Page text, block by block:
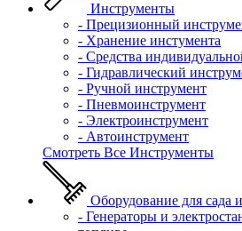
Инструменты
- Прецизионный
- Хранение инстумента
- Средства
- Гидравлический
- Ручной инструмент
- Пневмоинструмент
- Электроинструмент
- Автоинструмент
Смотреть Все Инструменты
Оборудование для сада
- Генераторы и